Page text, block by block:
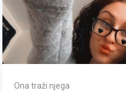
Ona traži njega